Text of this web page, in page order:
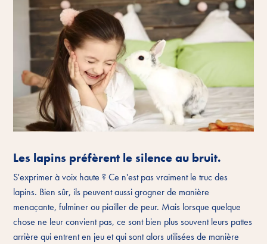
Les lapins préfèrent le silence au bruit.
S'exprimer à voix haute ? Ce n'est pas vraiment le truc des
lapins. Bien sûr, ils peuvent aussi grogner de manière
menaçante, fulminer ou piailler de peur. Mais lorsque quelque
chose ne leur convient pas, ce sont bien plus souvent leurs pattes
arrière qui entrent en jeu et qui sont alors utilisées de manière